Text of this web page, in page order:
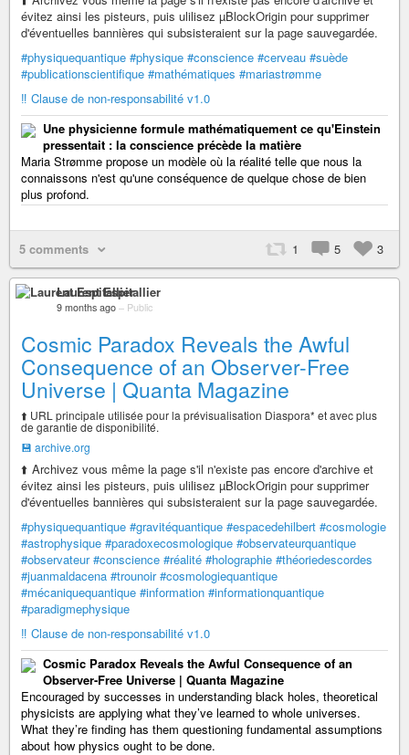
évitez ainsi les pisteurs, puis ulilisez µBlockOrigin pour supprimer
d'éventuelles bannières qui subsisteraient sur la page sauvegardée.
#physiquequantique #physique #conscience #cerveau #suède
#publicationscientifique #mathématiques #mariastrømme
‼️ Clause de non-responsabilité v1.0
Une physicienne formule mathématiquement ce qu'Einstein
pressentait : la conscience précède la matière
Maria Strømme propose un modèle où la réalité telle que nous la
connaissons n'est qu'une conséquence de quelque chose de bien
plus profond.
5 comments 1 5 3
Laurent Espitallier
9 months ago – Public
Cosmic Paradox Reveals the Awful
Consequence of an Observer-Free
Universe | Quanta Magazine
⬆️ URL principale utilisée pour la prévisualisation Diaspora* et avec plus
de garantie de disponibilité.
💾 archive.org
⬆️ Archivez vous même la page s'il n'existe pas encore d'archive et
évitez ainsi les pisteurs, puis ulilisez µBlockOrigin pour supprimer
d'éventuelles bannières qui subsisteraient sur la page sauvegardée.
#physiquequantique #gravitéquantique #espacedehilbert #cosmologie
#astrophysique #paradoxecosmologique #observateurquantique
#observateur #conscience #réalité #holographie #théoriedescordes
#juanmaldacena #trounoir #cosmologiequantique
#mécaniquequantique #information #informationquantique
#paradigmephysique
‼️ Clause de non-responsabilité v1.0
Cosmic Paradox Reveals the Awful Consequence of an
Observer-Free Universe | Quanta Magazine
Encouraged by successes in understanding black holes, theoretical
physicists are applying what they’ve learned to whole universes.
What they’re finding has them questioning fundamental assumptions
about how physics ought to be done.